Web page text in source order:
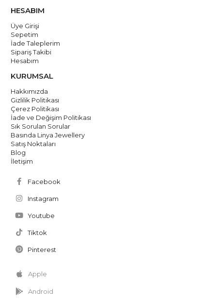
HESABIM
Üye Girişi
Sepetim
İade Taleplerim
Sipariş Takibi
Hesabım
KURUMSAL
Hakkımızda
Gizlilik Politikası
Çerez Politikası
İade ve Değişim Politikası
Sık Sorulan Sorular
Basında Linya Jewellery
Satış Noktaları
Blog
İletişim
Facebook
Instagram
Youtube
Tiktok
Pinterest
Apple
Android